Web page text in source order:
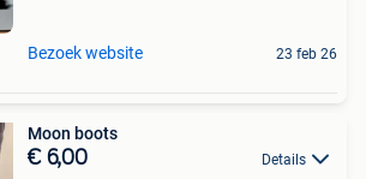
Bezoek website 23 feb 26
Moon boots
€ 6,00 Details